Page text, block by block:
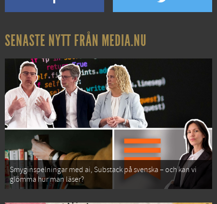
SENASTE NYTT FRÅN MEDIA.NU
Smyginspelningar med ai, Substack på svenska – och kan vi
glömma hur man läser?